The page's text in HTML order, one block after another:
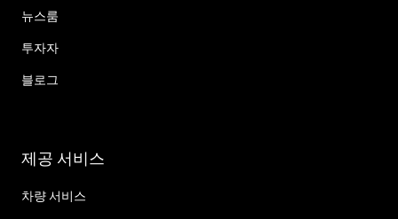
뉴스룸
투자자
블로그
제공 서비스
차량 서비스